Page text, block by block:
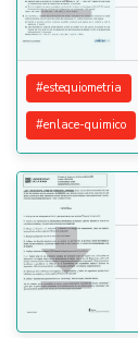
#estequiometria
#enlace-quimico
